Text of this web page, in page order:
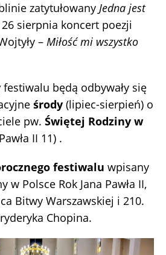
zatytułowany Jedna jest
26 sierpnia koncert poezji
– Miłość mi wszystko
festiwalu będą odbywały się
środy (lipiec-sierpień) o
pw. Świętej Rodziny w
II 11) .
festiwalu wpisany
w Polsce Rok Jana Pawła II,
Bitwy Warszawskiej i 210.
Chopina.